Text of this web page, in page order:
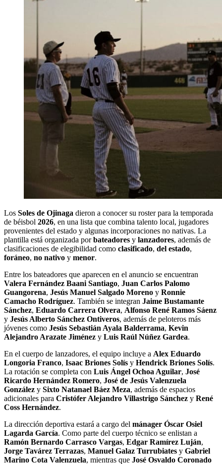
Los Soles de Ojinaga dieron a conocer su roster para la temporada
de béisbol 2026, en una lista que combina talento local, jugadores
provenientes del estado y algunas incorporaciones no nativas. La
plantilla está organizada porbateadores y lanzadores, además de
clasificaciones de elegibilidad como clasificado, del estado,
foráneo, no nativo y menor.
Entre los bateadores que aparecen en el anuncio se encuentran
Valera Fernández Baani Santiago, Juan Carlos Palomo
Guangorena, Jesús Manuel Salgado Moreno y Ronnie
Camacho Rodríguez. También se integran Jaime Bustamante
Sánchez, Eduardo Carrera Olvera, Alfonso René Ramos Sáenz
y Jesús Alberto Sánchez Ontiveros, además de peloteros más
jóvenes como Jesús Sebastián Ayala Balderrama, Kevin
Alejandro Arazate Jiménez y Luis Raúl Núñez Gardea.
En el cuerpo de lanzadores, el equipo incluye a Alex Eduardo
Longoria Franco, Isaac Briones Solís y Hendrick Briones Solís.
La rotación se completa con Luis Ángel Ochoa Aguilar, José
Ricardo Hernández Romero, José de Jesús Valenzuela
González y Sixto Natanael Báez Meza, además de espacios
adicionales para Cristófer Alejandro Villastrigo Sánchez y René
Coss Hernández.
La dirección deportiva estará a cargo del mánager Óscar Osiel
Lagarda García. Como parte del cuerpo técnico se enlistan a
Ramón Bernardo Carrasco Vargas, Edgar Ramírez Luján,
Jorge Tavárez Terrazas, Manuel Galaz Turrubiates y Gabriel
Marino Cota Valenzuela, mientras que José Osvaldo Coronado